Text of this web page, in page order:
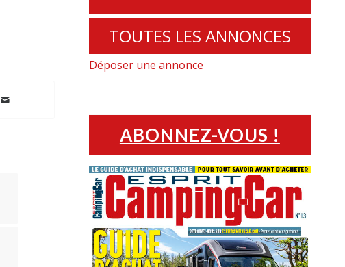
TOUTES LES ANNONCES
Déposer une annonce
ABONNEZ-VOUS !